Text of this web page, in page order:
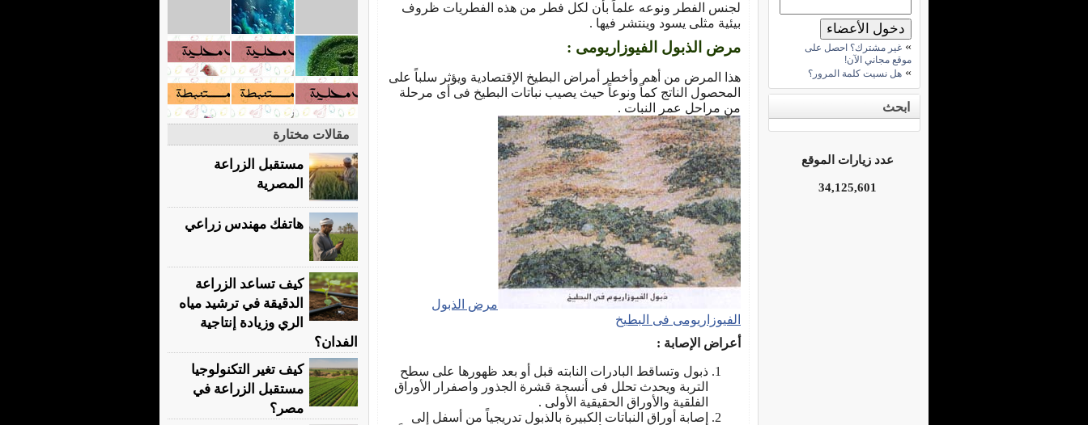
لجنس الفطر ونوعه علماً بأن لكل فطر من هذه الفطريات ظروف
بيئية مثلى يسود وينتشر فيها .
مرض الذبول الفيوزاريومى :
هذا المرض من أهم وأخطر أمراض البطيخ الإقتصادية ويؤثر سلباً على
المحصول الناتج كماً ونوعاً حيث يصيب نباتات البطيخ فى أى مرحلة
من مراحل عمر النبات .
مرض الذبول
الفيوزاريومى فى البطيخ
أعراض الإصابة :
ذبول وتساقط البادرات النابته قبل أو بعد ظهورها على سطح
التربة ويحدث تحلل فى أنسجة قشرة الجذور واصفرار الأوراق
الفلقية والأوراق الحقيقية الأولى .
إصابة أوراق النباتات الكبيرة بالذبول تدريجياً من أسفل إلى
» غير مشترك؟ احصل على
موقع مجاني الآن!
» هل نسيت كلمة المرور؟
ابحث
عدد زيارات الموقع
34,125,601
مقالات مختارة
مستقبل الزراعة
المصرية
هاتفك مهندس زراعي
كيف تساعد الزراعة
الدقيقة في ترشيد مياه
الري وزيادة إنتاجية
الفدان؟
كيف تغير التكنولوجيا
مستقبل الزراعة في
مصر؟